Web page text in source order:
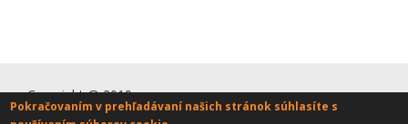
Copyright @ 2019
CHEMKO, a.s.
DOMOV
O NÁS
Pokračovaním v prehľadávaní našich stránok súhlasíte s